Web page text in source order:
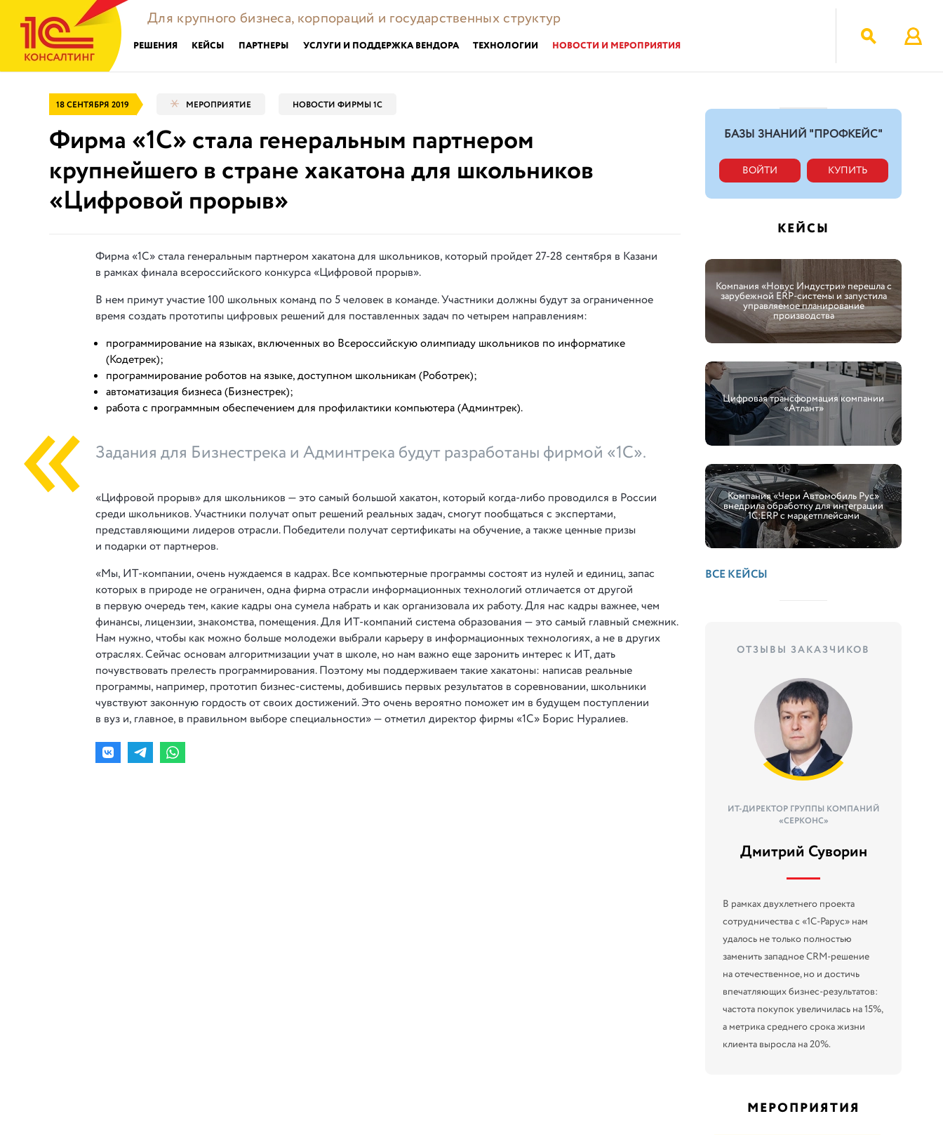
Для крупного бизнеса, корпораций и государственных структур
РЕШЕНИЯ КЕЙСЫ ПАРТНЕРЫ УСЛУГИ И ПОДДЕРЖКА ВЕНДОРА ТЕХНОЛОГИИ НОВОСТИ И МЕРОПРИЯТИЯ
18 СЕНТЯБРЯ 2019 МЕРОПРИЯТИЕ НОВОСТИ ФИРМЫ 1С
Фирма «1С» стала генеральным партнером
крупнейшего в стране хакатона для школьников
«Цифровой прорыв»
Фирма «1С» стала генеральным партнером хакатона для школьников, который пройдет 27-28 сентября в Казани
в рамках финала всероссийского конкурса «Цифровой прорыв».
В нем примут участие 100 школьных команд по 5 человек в команде. Участники должны будут за ограниченное
время создать прототипы цифровых решений для поставленных задач по четырем направлениям:
программирование на языках, включенных во Всероссийскую олимпиаду школьников по информатике
(Кодетрек);
программирование роботов на языке, доступном школьникам (Роботрек);
автоматизация бизнеса (Бизнестрек);
работа с программным обеспечением для профилактики компьютера (Админтрек).
Задания для Бизнестрека и Админтрека будут разработаны фирмой «1C».
«Цифровой прорыв» для школьников — это самый большой хакатон, который когда-либо проводился в России
среди школьников. Участники получат опыт решений реальных задач, смогут пообщаться с экспертами,
представляющими лидеров отрасли. Победители получат сертификаты на обучение, а также ценные призы
и подарки от партнеров.
«Мы, ИТ-компании, очень нуждаемся в кадрах. Все компьютерные программы состоят из нулей и единиц, запас
которых в природе не ограничен, одна фирма отрасли информационных технологий отличается от другой
в первую очередь тем, какие кадры она сумела набрать и как организовала их работу. Для нас кадры важнее, чем
финансы, лицензии, знакомства, помещения. Для ИТ-компаний система образования — это самый главный смежник.
Нам нужно, чтобы как можно больше молодежи выбрали карьеру в информационных технологиях, а не в других
отраслях. Сейчас основам алгоритмизации учат в школе, но нам важно еще заронить интерес к ИТ, дать
почувствовать прелесть программирования. Поэтому мы поддерживаем такие хакатоны: написав реальные
программы, например, прототип бизнес-системы, добившись первых результатов в соревновании, школьники
чувствуют законную гордость от своих достижений. Это очень вероятно поможет им в будущем поступлении
в вуз и, главное, в правильном выборе специальности» — отметил директор фирмы «1С» Борис Нуралиев.
БАЗЫ ЗНАНИЙ "ПРОФКЕЙС"
ВОЙТИ КУПИТЬ
КЕЙСЫ
Компания «Новус Индустри» перешла с
зарубежной ERP-системы и запустила
управляемое планирование
производства
Цифровая трансформация компании
«Атлант»
Компания «Чери Автомобиль Рус»
внедрила обработку для интеграции
1С:ERP с маркетплейсами
ВСЕ КЕЙСЫ
ОТЗЫВЫ ЗАКАЗЧИКОВ
ИТ-ДИРЕКТОР ГРУППЫ КОМПАНИЙ
«СЕРКОНС»
Дмитрий Суворин
В рамках двухлетнего проекта
сотрудничества с «1С-Рарус» нам
удалось не только полностью
заменить западное CRM-решение
на отечественное, но и достичь
впечатляющих бизнес-результатов:
частота покупок увеличилась на 15%,
а метрика среднего срока жизни
клиента выросла на 20%.
МЕРОПРИЯТИЯ